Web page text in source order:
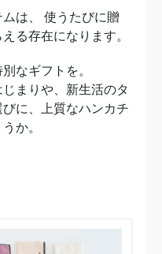
は、 使うたびに贈
る存在になります。
なギフトを。
まりや、新生活のタ
に、上質なハンカチ
か。